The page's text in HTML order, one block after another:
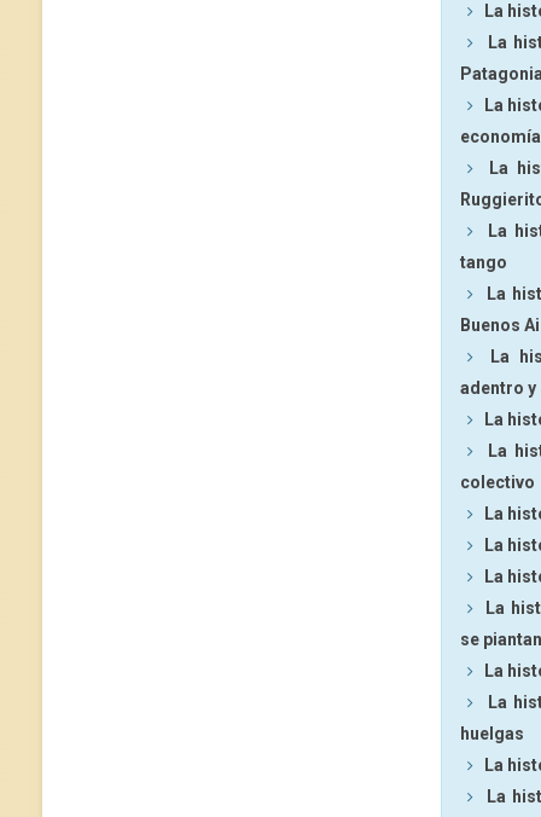
La
La
La
economía
La
La
tango
La
Buenos
La
adentro
La
La
colectivo
La
La
La
La
se piantan
La
La
huelgas
La
La